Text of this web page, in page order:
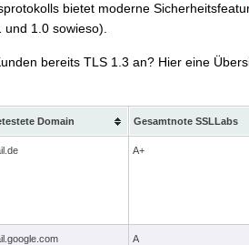
bietet moderne
1.0 sowieso).
bereits TLS 1.3 an? Hier eine
Domain Gesamtnote SSLLabs
A+
A